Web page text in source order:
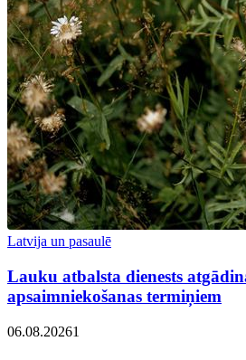
Latvija un pasaulē
Lauku atbalsta dienests
apsaimniekošanas termiņiem
06.08.20261